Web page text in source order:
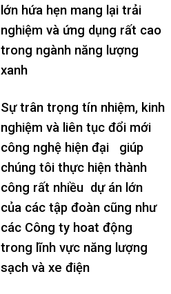
lớn hứa hẹn mang lại trải
nghiệm và ứng dụng rất cao
trong ngành năng lượng
xanh
Sự trân trọng tín nhiệm, kinh
nghiệm và liên tục đổi mới
công nghệ hiện đại giúp
chúng tôi thực hiện thành
công rất nhiều dự án lớn
của các tập đoàn cũng như
các Công ty hoat động
trong lĩnh vực năng lượng
sạch và xe điện